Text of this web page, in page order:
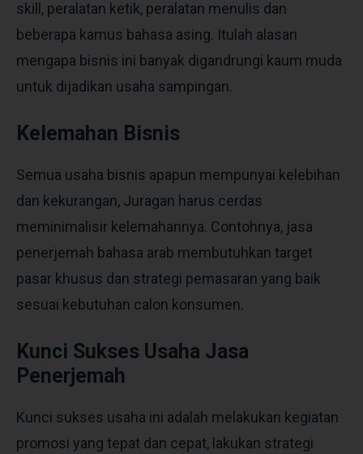
skill, peralatan ketik, peralatan menulis dan
beberapa kamus bahasa asing. Itulah alasan
mengapa bisnis ini banyak digandrungi kaum muda
untuk dijadikan usaha sampingan.
Kelemahan Bisnis
Semua usaha bisnis apapun mempunyai kelebihan
dan kekurangan, Juragan harus cerdas
meminimalisir kelemahannya. Contohnya, jasa
penerjemah bahasa arab membutuhkan target
pasar khusus dan strategi pemasaran yang baik
sesuai kebutuhan calon konsumen.
Kunci Sukses Usaha Jasa
Penerjemah
Kunci sukses usaha ini adalah melakukan kegiatan
promosi yang tepat dan cepat, lakukan strategi